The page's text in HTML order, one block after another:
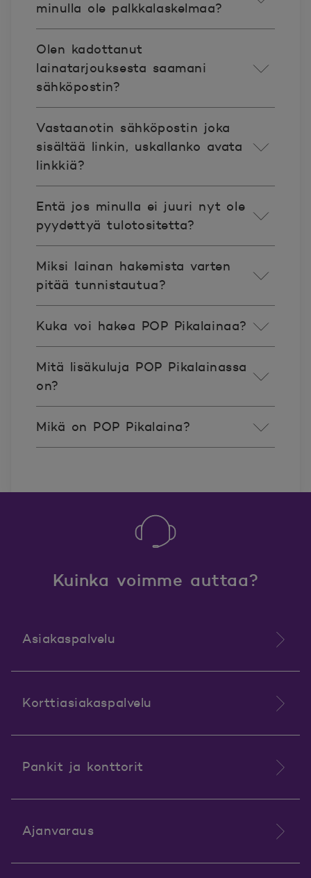
minulla ole palkkalaskelmaa?
Olen kadottanut
lainatarjouksesta saamani
sähköpostin?
Vastaanotin sähköpostin joka
sisältää linkin, uskallanko avata
linkkiä?
Entä jos minulla ei juuri nyt ole
pyydettyä tulotositetta?
Miksi lainan hakemista varten
pitää tunnistautua?
Kuka voi hakea POP Pikalainaa?
Mitä lisäkuluja POP Pikalainassa
on?
Mikä on POP Pikalaina?
Kuinka voimme auttaa?
Asiakaspalvelu
Korttiasiakaspalvelu
Pankit ja konttorit
Ajanvaraus